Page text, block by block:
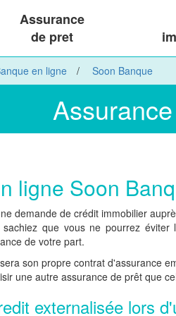
Assurance
de pret
en ligne Soon Banque
ligne Soon
demande de crédit immobilier
que vous ne pourrez
de votre part.
son propre contrat d'assurance
une autre assurance de prêt que
externalisée lors